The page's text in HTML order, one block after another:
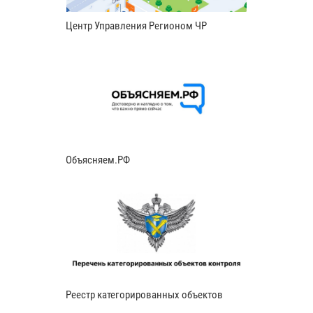
Центр Управления Регионом ЧР
Объясняем.РФ
Реестр категорированных объектов